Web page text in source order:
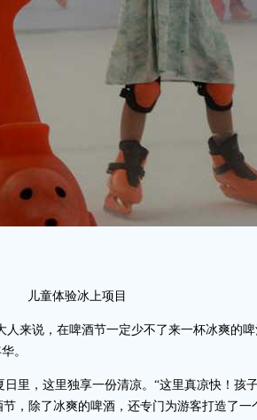
儿童体验冰上项目
来说，在啤酒节一定少不了来一杯冰爽的
。
里，这里独享一份清凉。“这里真凉快！孩
，除了冰爽的啤酒，还专门为游客打造了